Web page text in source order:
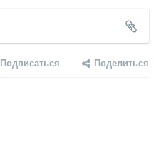
Подписаться Поделиться